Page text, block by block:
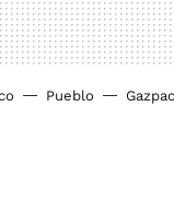
Pueblo